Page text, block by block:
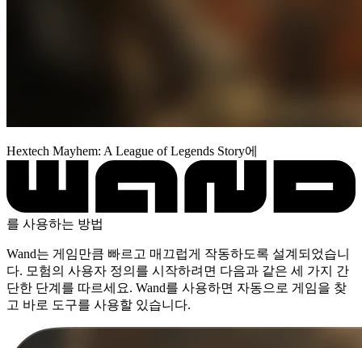
Hextech Mayhem: A League of Legends Story에
를 사용하는 방법
Wand는 게임만큼 빠르고 매끄럽게 작동하도록 설계되었습니
다. 모험의 사용자 정의를 시작하려면 다음과 같은 세 가지 간
단한 단계를 따르세요. Wand를 사용하면 자동으로 게임을 찾
고 바로 도구를 사용할 있습니다.